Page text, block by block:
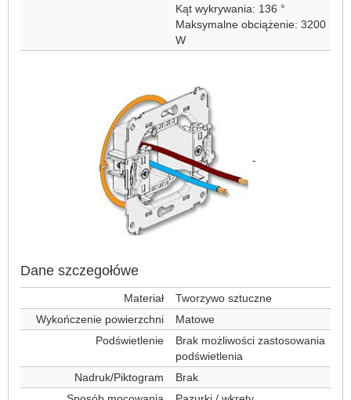
Kąt wykrywania: 136 °
Maksymalne obciążenie: 3200
W
-
Dane szczegołówe
Materiał
Tworzywo sztuczne
Wykończenie powierzchni
Matowe
Podświetlenie
Brak możliwości zastosowania
podświetlenia
Nadruk/Piktogram
Brak